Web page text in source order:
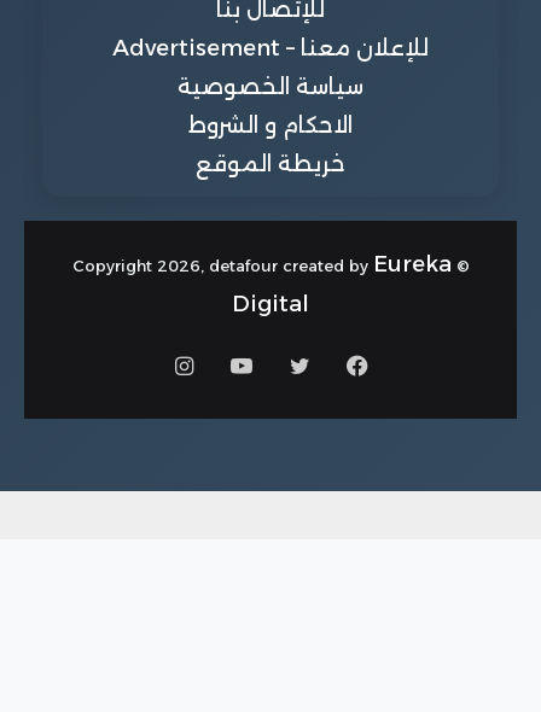
للإتصال بنا
للإعلان معنا – Advertisement
سياسة الخصوصية
الاحكام و الشروط
خريطة الموقع
© Copyright 2026, detafour created by
Eureka
Digital
فيسبوكتويتر يوتيوبانستقرام